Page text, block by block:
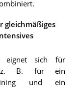
gleichmäßiges
eignet sich für
z. B. für ein
und ein